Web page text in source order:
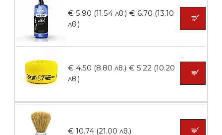
БЕЗПЛАТНО
Пила тип ренде 2в1
БЕЗПЛАТНО
€ 5.90 (11.54 лв.) € 6.70 (13.10
лв.)
€ 4.50 (8.80 лв.) € 5.22 (10.20
лв.)
€ 10.74 (21.00 лв.)